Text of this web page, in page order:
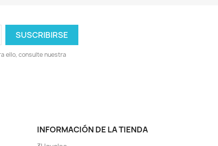
ello, consulte nuestra
INFORMACIÓN DE LA TIENDA